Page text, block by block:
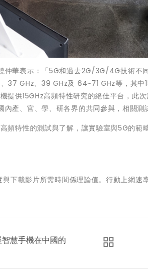
仲華表示：「5G和過去2G/3G/4G技術不
37 GHz、39 GHz及 64~71 GHz等，其
提供15GHz高頻特性研究的絕佳平台，此
內產、官、學、研各界的共同參與，相關
頻特性的測試與了解，讓實驗室與5G的
下載影片所需時間係理論值。行動上網
慧手機在中國的